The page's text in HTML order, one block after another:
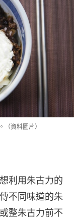
資料圖片）
利用朱古力的
不同味道的朱
整朱古力前不